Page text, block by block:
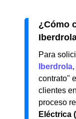
¿Cómo
Para
Iberdrola
contrato"
clientes
proceso
Eléctrica